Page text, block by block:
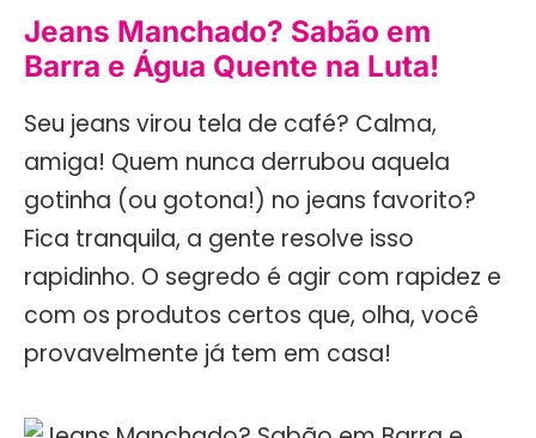
Jeans Manchado? Sabão em
Barra e Água Quente na Luta!
Seu jeans virou tela de café? Calma,
amiga! Quem nunca derrubou aquela
gotinha (ou gotona!) no jeans favorito?
Fica tranquila, a gente resolve isso
rapidinho. O segredo é agir com rapidez e
com os produtos certos que, olha, você
provavelmente já tem em casa!